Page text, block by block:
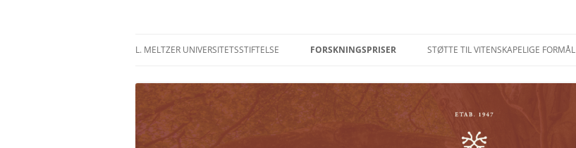
L. MELTZER UNIVERSITETSSTIFTELSE FORSKNINGSPRISER
FREMRAGENDE FORSKNING
STØTTE TIL VITENSKAPELIGE FORMÅL